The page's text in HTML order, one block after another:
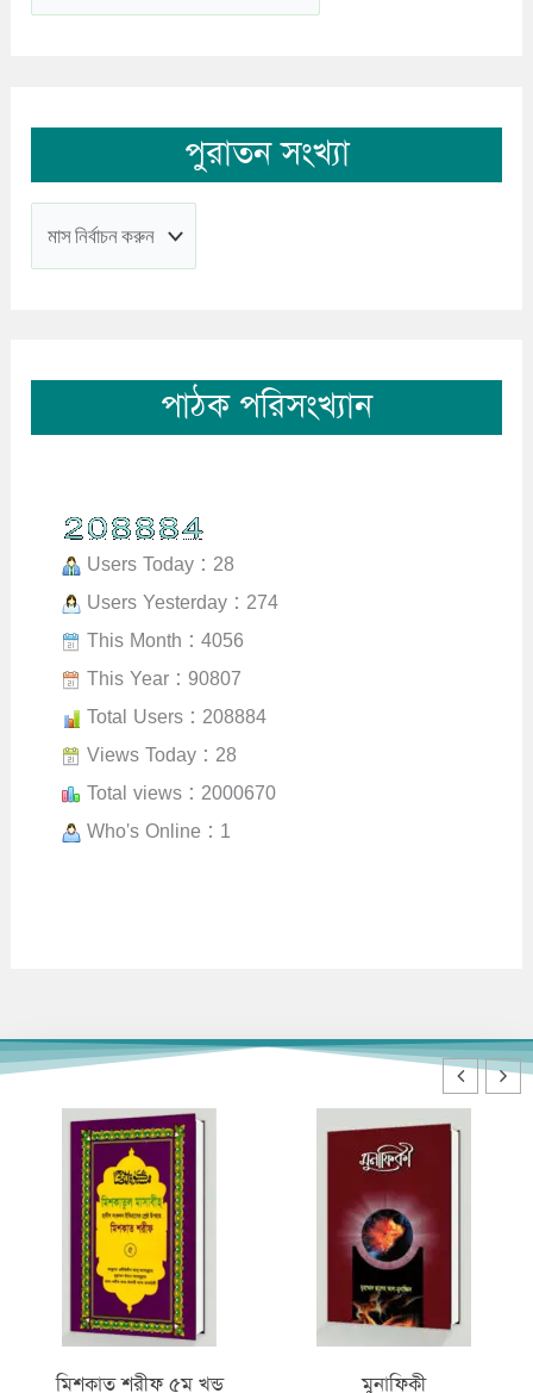
পুরাতন সংখ্যা
পাঠক পরিসংখ্যান
Users Today : 28
Users Yesterday : 274
This Month : 4056
This Year : 90807
Total Users : 208884
Views Today : 28
Total views : 2000670
Who's Online : 1
মুনাফিকী তাফসীরুল কুর’আন (৩০তম পারা)